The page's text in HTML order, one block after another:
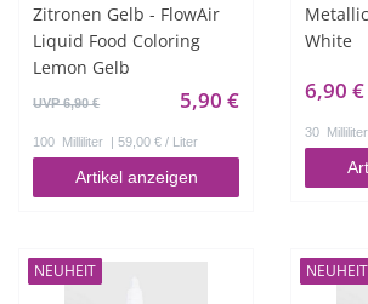
Zitronen Gelb - FlowAir
Liquid Food Coloring
Lemon Gelb
UVP 6,90 € 5,90 €
100 Milliliter | 59,00 € / Liter
Artikel anzeigen
White
6,90 €
30 Milliliter
NEUHEIT NEUHEIT